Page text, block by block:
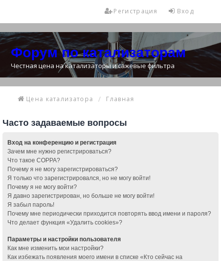
Вход
Регистрация
Форум по катализаторам
Честная цена на катализаторы и сажевые фильтра
Цена катализатора Главная
Часто задаваемые вопросы
Вход на конференцию и регистрация
Зачем мне нужно регистрироваться?
Что такое COPPA?
Почему я не могу зарегистрироваться?
Я только что зарегистрировался, но не могу войти!
Почему я не могу войти?
Я давно зарегистрирован, но больше не могу войти!
Я забыл пароль!
Почему мне периодически приходится повторять ввод имени и пароля?
Что делает функция «Удалить cookies»?
Параметры и настройки пользователя
Как мне изменить мои настройки?
Как избежать появления моего имени в списке «Кто сейчас на